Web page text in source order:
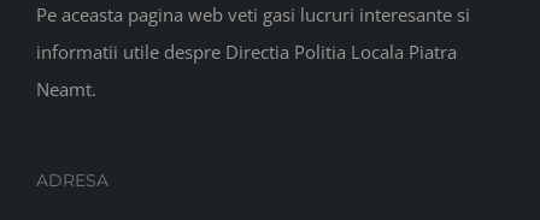
Pe aceasta pagina web veti gasi lucruri interesante si
informatii utile despre Directia Politia Locala Piatra
Neamt.
ADRESA